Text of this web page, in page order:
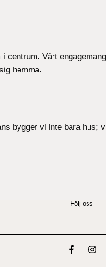
centrum. Vårt
hemma.
bygger vi inte bara hus;
Följ oss